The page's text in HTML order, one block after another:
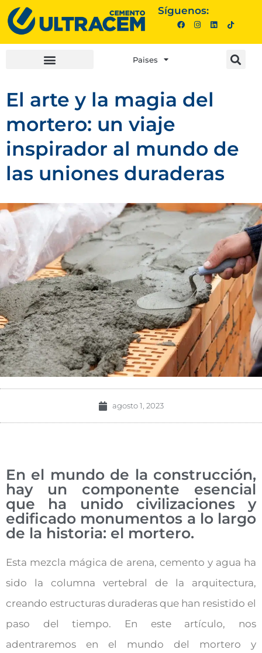
Síguenos:
Paises
El arte y la magia del
mortero: un viaje
inspirador al mundo de
las uniones duraderas
agosto 1, 2023
En el mundo de la construcción,
hay un componente esencial
que ha unido civilizaciones y
edificado monumentos a lo largo
de la historia: el mortero.
Esta mezcla mágica de arena, cemento y agua ha
sido la columna vertebral de la arquitectura,
creando estructuras duraderas que han resistido el
paso del tiempo. En este artículo, nos
adentraremos en el mundo del mortero y